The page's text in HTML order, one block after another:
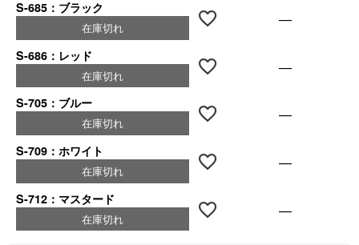
S-685：ブラック
在庫切れ —
S-686：レッド
在庫切れ —
S-705：ブルー
在庫切れ —
S-709：ホワイト
在庫切れ —
S-712：マスタード
在庫切れ —